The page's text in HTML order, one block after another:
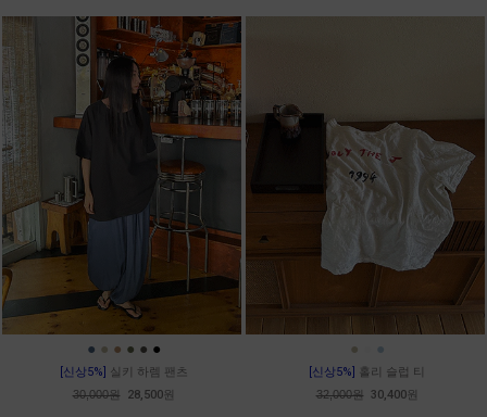
● ● ● ● ● ●
[신상5%] 실키 하렘 팬츠
30,000원 28,500원
● ●
[신상5%] 홀리 슬럽 티
32,000원 30,400원